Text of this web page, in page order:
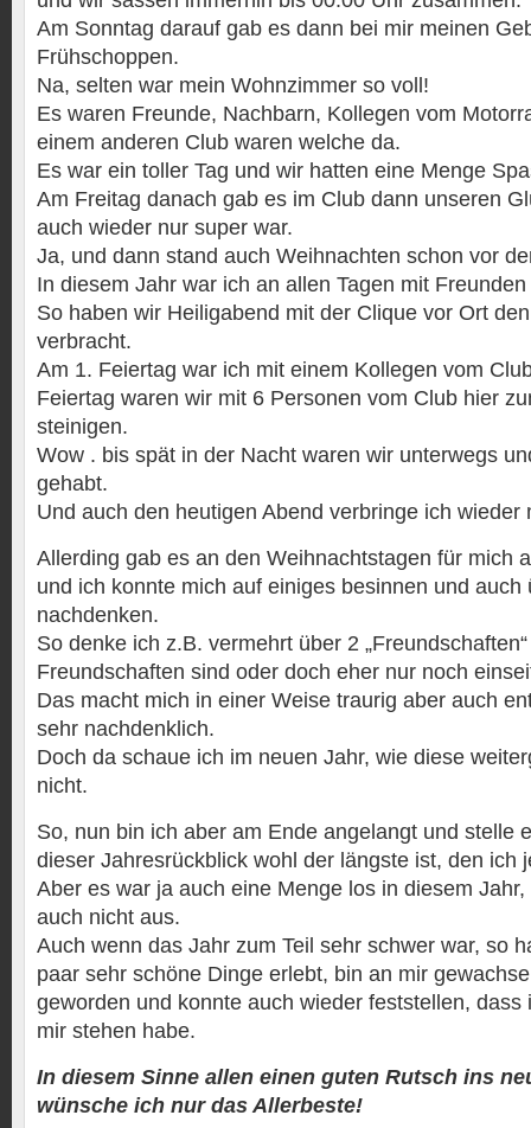
Am Sonntag darauf gab es dann bei mir meinen
Frühschoppen.
Na, selten war mein Wohnzimmer so voll!
Es waren Freunde, Nachbarn, Kollegen vom
einem anderen Club waren welche da.
Es war ein toller Tag und wir hatten eine Menge
Am Freitag danach gab es im Club dann unseren
auch wieder nur super war.
Ja, und dann stand auch Weihnachten schon vor
In diesem Jahr war ich an allen Tagen mit
So haben wir Heiligabend mit der Clique vor Ort
verbracht.
Am 1. Feiertag war ich mit einem Kollegen vom
Feiertag waren wir mit 6 Personen vom Club hier
steinigen.
Wow . bis spät in der Nacht waren wir unterwegs
gehabt.
Und auch den heutigen Abend verbringe ich wieder
Allerding gab es an den Weihnachtstagen für mich
und ich konnte mich auf einiges besinnen und auch
nachdenken.
So denke ich z.B. vermehrt über 2
Freundschaften sind oder doch eher nur noch
Das macht mich in einer Weise traurig aber auch
sehr nachdenklich.
Doch da schaue ich im neuen Jahr, wie diese
nicht.
So, nun bin ich aber am Ende angelangt und stelle
dieser Jahresrückblick wohl der längste ist, den ich
Aber es war ja auch eine Menge los in diesem
auch nicht aus.
Auch wenn das Jahr zum Teil sehr schwer war, so
paar sehr schöne Dinge erlebt, bin an mir
geworden und konnte auch wieder feststellen, dass
mir stehen habe.
In diesem Sinne allen einen guten Rutsch ins
wünsche ich nur das Allerbeste!